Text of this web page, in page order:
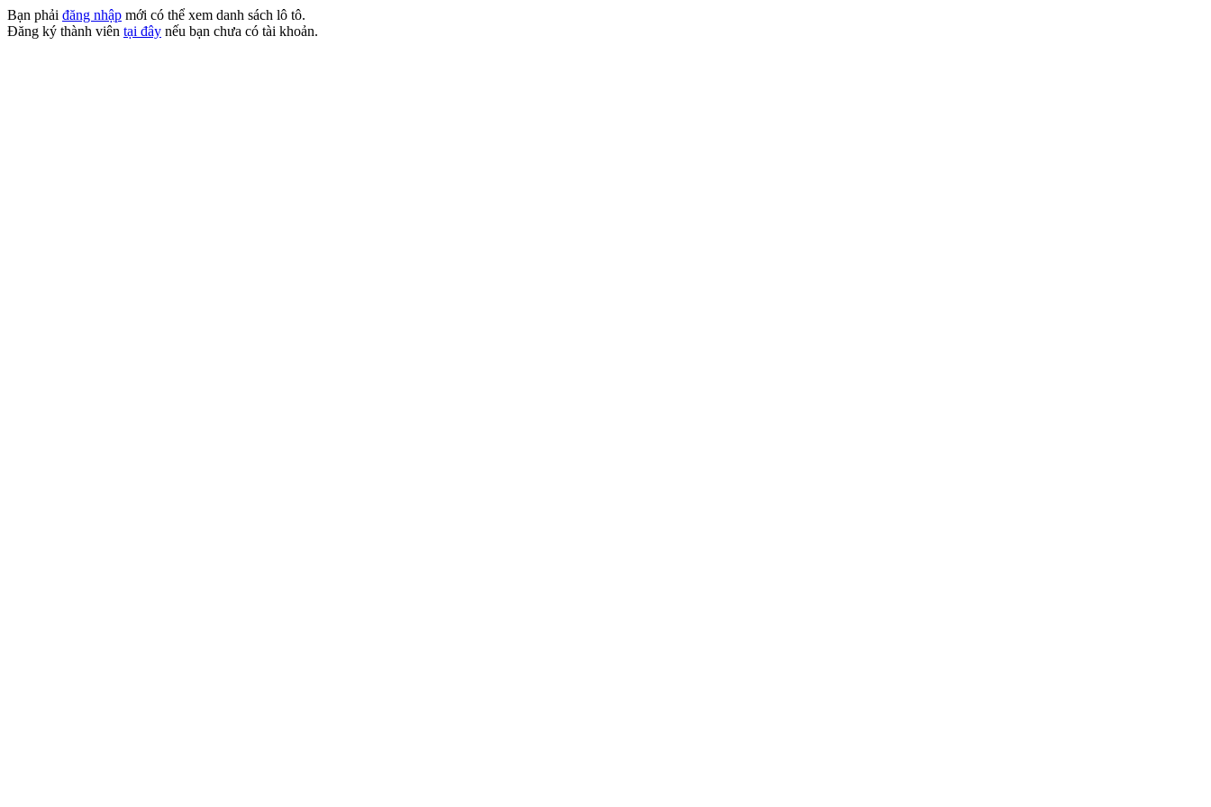
Bạn phải đăng nhập mới có thể xem danh sách lô tô.
Đăng ký thành viên tại đây nếu bạn chưa có tài khoản.